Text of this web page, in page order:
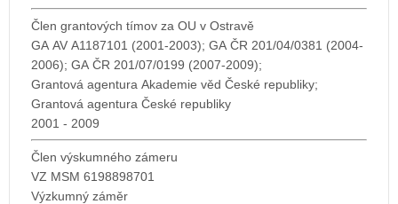
Člen grantových tímov za OU v Ostravě
GA AV A1187101 (2001-2003); GA ČR 201/04/0381 (2004-
2006); GA ČR 201/07/0199 (2007-2009);
Grantová agentura Akademie věd České republiky;
Grantová agentura České republiky
2001 - 2009
Člen výskumného zámeru
VZ MSM 6198898701
Výzkumný záměr